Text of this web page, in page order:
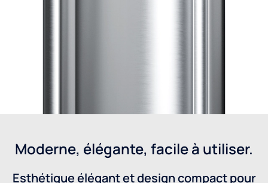
Moderne, élégante, facile à utiliser.
Esthétique élégant et design compact pour